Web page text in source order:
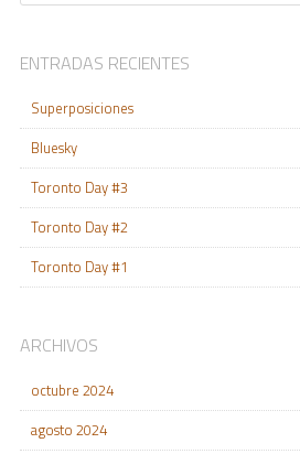
ENTRADAS RECIENTES
Superposiciones
Bluesky
Toronto Day #3
Toronto Day #2
Toronto Day #1
ARCHIVOS
octubre 2024
agosto 2024